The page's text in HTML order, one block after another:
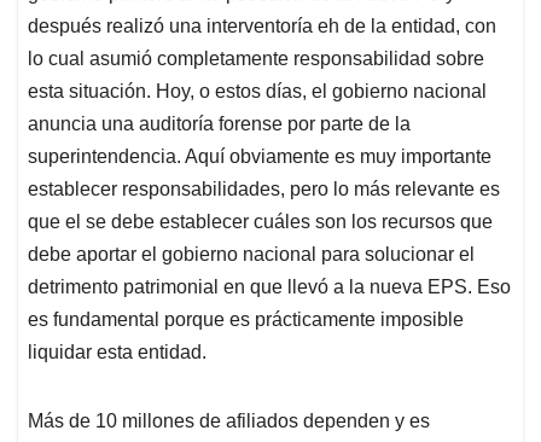
después realizó una interventoría eh de la entidad, con
lo cual asumió completamente responsabilidad sobre
esta situación. Hoy, o estos días, el gobierno nacional
anuncia una auditoría forense por parte de la
superintendencia. Aquí obviamente es muy importante
establecer responsabilidades, pero lo más relevante es
que el se debe establecer cuáles son los recursos que
debe aportar el gobierno nacional para solucionar el
detrimento patrimonial en que llevó a la nueva EPS. Eso
es fundamental porque es prácticamente imposible
liquidar esta entidad.
Más de 10 millones de afiliados dependen y es